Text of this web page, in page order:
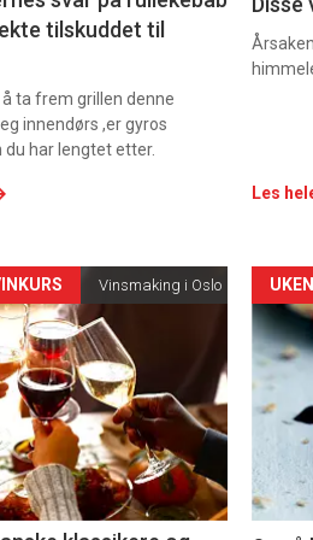
tilskuddet til
ta frem grillen denne
innendørs ,er gyros
har lengtet etter.
Les
Vinsmaking i Oslo
nå
6